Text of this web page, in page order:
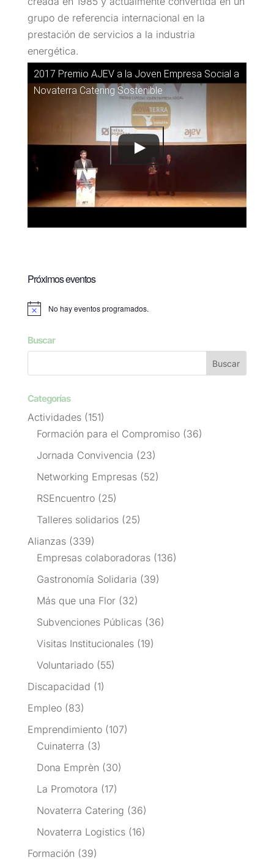
grupo de referencia internacional en la
prestación de servicios a la industria
energética.
2017 Premio AJEV a la Joven Empresa Social a
Novaterra Catering Sostenible
Próximos eventos
Aviso No hay eventos programados.
Buscar
Categorías
Actividades(151)
Formación para el Compromiso(36)
Jornada Convivencia (23)
Networking Empresas(52)
RSEncuentro(25)
Talleres solidarios(25)
Alianzas(339)
Empresas colaboradoras(136)
Gastronomía Solidaria (39)
Más que una Flor(32)
Subvenciones Públicas(36)
Visitas Institucionales(19)
Voluntariado(55)
Discapacidad (1)
Empleo(83)
Emprendimiento(107)
Cuinaterra (3)
Dona Emprèn (30)
La Promotora (17)
Novaterra Catering (36)
Novaterra Logistics(16)
Formación (39)